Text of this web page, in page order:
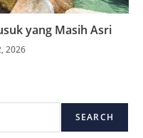
Berhasil Menghadirkan
Sajian Sehat